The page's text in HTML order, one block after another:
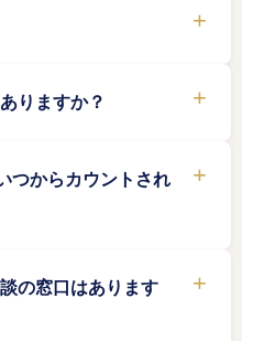
りますか？
つからカウントされ
の窓口はあります